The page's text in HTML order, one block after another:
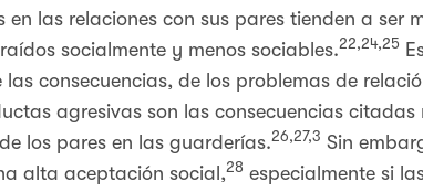
en las relaciones con sus pares tienden a ser
socialmente y menos sociables.22,24,25
consecuencias, de los problemas de
agresivas son las consecuencias
los pares en las guarderías.26,27,3 Sin
alta aceptación social,28 especialmente si